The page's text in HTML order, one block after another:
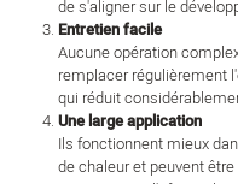
de s'aligner sur le
Entretien facile
Aucune opération
remplacer régulièrement
qui réduit
Une large application
Ils fonctionnent mieux
de chaleur et peuvent